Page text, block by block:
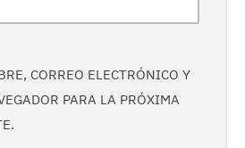
CORREO ELECTRÓNICO Y
PARA LA PRÓXIMA